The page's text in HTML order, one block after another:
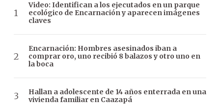
Video: Identifican a los ejecutados en un parque
ecológico de Encarnación y aparecen imágenes
claves
Encarnación: Hombres asesinados iban a
comprar oro, uno recibió 8 balazos y otro uno en
la boca
Hallan a adolescente de 14 años enterrada en una
vivienda familiar en Caazapá